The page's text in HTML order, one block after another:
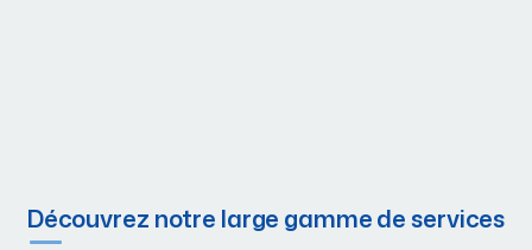
Découvrez notre large gamme de services